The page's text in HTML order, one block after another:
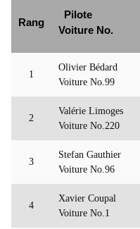
Rang
Pilote
Voiture No.
1
Olivier Bédard
Voiture No.99
2
Valérie Limoges
Voiture No.220
3
Stefan Gauthier
Voiture No.96
4
Xavier Coupal
Voiture No.1